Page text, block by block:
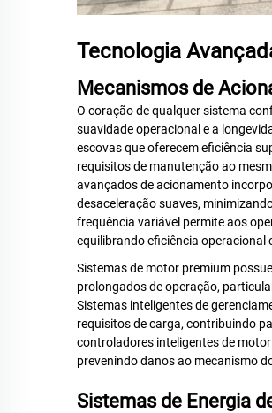
Tecnologia
Mecanismos de
O coração de qualquer sistema
suavidade operacional e a
escovas que oferecem eficiência
requisitos de manutenção ao
avançados de acionamento
desaceleração suaves,
frequência variável permite aos
equilibrando eficiência operacional
Sistemas de motor premium
prolongados de operação,
Sistemas inteligentes de
requisitos de carga, contribuindo
controladores inteligentes de
prevenindo danos ao mecanismo
Sistemas de Energia